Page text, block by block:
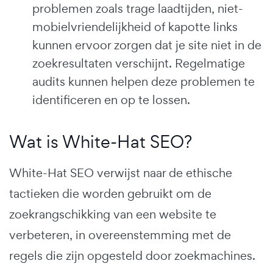
problemen zoals trage laadtijden, niet-
mobielvriendelijkheid of kapotte links
kunnen ervoor zorgen dat je site niet in de
zoekresultaten verschijnt. Regelmatige
audits kunnen helpen deze problemen te
identificeren en op te lossen.
Wat is White-Hat SEO?
White-Hat SEO verwijst naar de ethische
tactieken die worden gebruikt om de
zoekrangschikking van een website te
verbeteren, in overeenstemming met de
regels die zijn opgesteld door zoekmachines.